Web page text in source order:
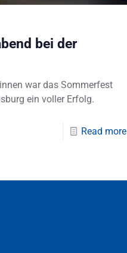
bei der
war das Sommerfest
ein voller Erfolg.
Read more